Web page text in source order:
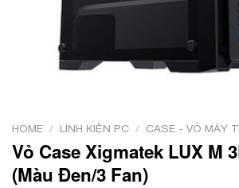
HOME / LINH KIỆN PC / CASE - VỎ MÁY
Vỏ Case Xigmatek LUX M
(Màu Đen/3 Fan)